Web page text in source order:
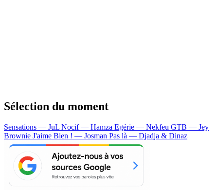
Sélection du moment
Sensations — JuL Nocif — Hamza Egérie — Nekfeu GTB — Jey
Brownie J'aime Bien ! — Josman Pas là — Djadja & Dinaz